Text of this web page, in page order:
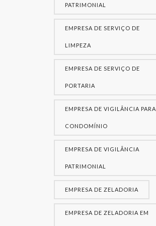
PATRIMONIAL
EMPRESA DE SERVIÇO DE
LIMPEZA
EMPRESA DE SERVIÇO DE
PORTARIA
EMPRESA DE VIGILÂNCIA PARA
CONDOMÍNIO
EMPRESA DE VIGILÂNCIA
PATRIMONIAL
EMPRESA DE ZELADORIA
EMPRESA DE ZELADORIA EM